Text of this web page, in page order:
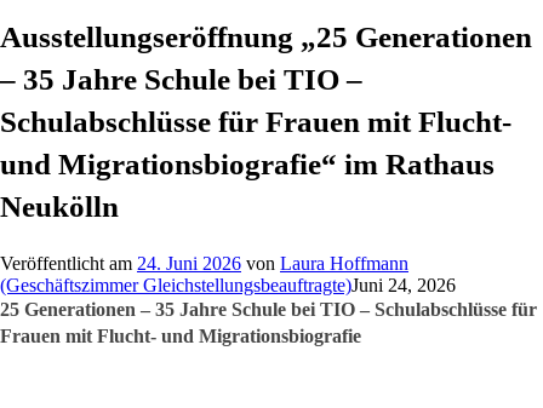
Ausstellungseröffnung „25 Generationen
– 35 Jahre Schule bei TIO –
Schulabschlüsse für Frauen mit Flucht-
und Migrationsbiografie“ im Rathaus
Neukölln
Veröffentlicht am 24. Juni 2026 von Laura Hoffmann
(Geschäftszimmer Gleichstellungsbeauftragte)Juni 24, 2026
25 Generationen – 35 Jahre Schule bei TIO – Schulabschlüsse für
Frauen mit Flucht- und Migrationsbiografie